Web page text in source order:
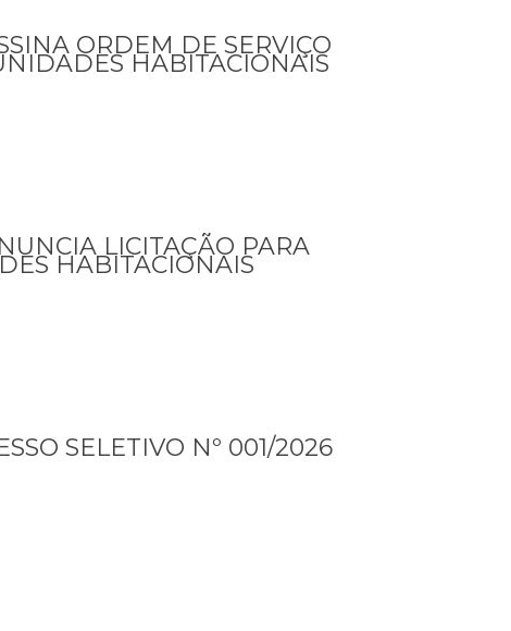
ORDEM DE SERVIÇO
HABITACIONAIS
LICITAÇÃO PARA
HABITACIONAIS
SELETIVO Nº 001/2026